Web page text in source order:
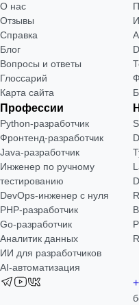
О нас
Отзывы
Справка
Блог
Вопросы и ответы
Глоссарий
Карта сайта
Профессии
Python-разработчик
Фронтенд-разработчик
Java-разработчик
Инженер по ручному
тестированию
DevOps-инженер с нуля
РНР-разработчик
Go-разработчик
Аналитик данных
ИИ для разработчиков
AI-автоматизация